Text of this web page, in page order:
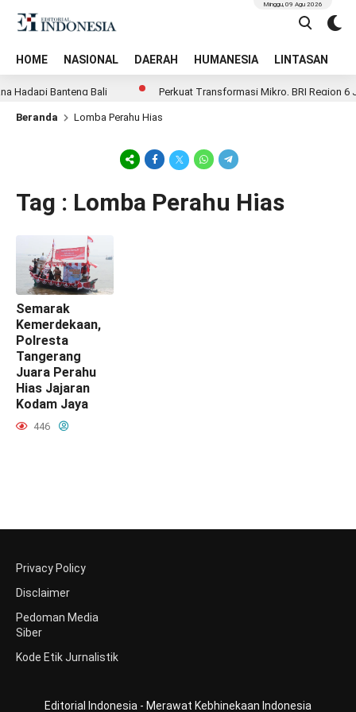
HOME NASIONAL DAERAH HUMANESIA LINTASAN
Minggu, 09 Agu 2026
Hadapi Banteng Bali Perkuat Transformasi Mikro, BRI Region 6
Beranda Lomba Perahu Hias
Tag : Lomba Perahu Hias
Semarak
Kemerdekaan,
Polresta
Tangerang
Juara Perahu
Hias Jajaran
Kodam Jaya
446
Privacy Policy
Disclaimer
Pedoman Media
Siber
Kode Etik Jurnalistik
Editorial Indonesia - Merawat Kebhinekaan Indonesia